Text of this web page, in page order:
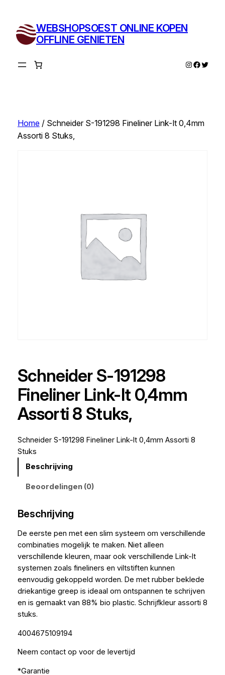
inhoud
WEBSHOPSOEST ONLINE KOPEN
OFFLINE GENIETEN
Instagram
Twitter
Home/ Schneider S-191298 Fineliner Link-It 0,4mm
Assorti 8 Stuks,
Schneider S-191298
Fineliner Link-It 0,4mm
Assorti 8 Stuks,
Schneider S-191298 Fineliner Link-It 0,4mm Assorti 8
Stuks
Beschrijving
Beoordelingen (0)
Beschrijving
De eerste pen met een slim systeem om verschillende
combinaties mogelijk te maken. Niet alleen
verschillende kleuren, maar ook verschillende Link-It
systemen zoals fineliners en viltstiften kunnen
eenvoudig gekoppeld worden. De met rubber beklede
driekantige greep is ideaal om ontspannen te schrijven
en is gemaakt van 88% bio plastic. Schrijfkleur assorti 8
stuks.
4004675109194
Neem contact op voor de levertijd
*Garantie